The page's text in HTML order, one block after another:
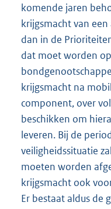
komende jaren
krijgsmacht van
dan in de
dat moet worden
krijgsmacht na
component, over
beschikken om
leveren. Bij de
veiligheidssituatie
moeten worden
krijgsmacht ook
Er bestaat aldus de